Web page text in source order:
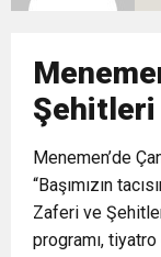
Gösterisi
9:33 CHP’li 3
Hedefinde
8:35 Anneler
Buluşması
14:11 Buca’da
Şehitleri
Menemen’de
“Başımızın
Zaferi ve
programı,